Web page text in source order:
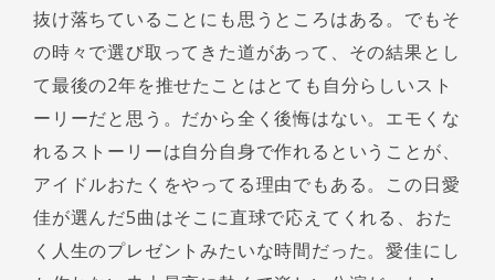
抜け落ちていることにも思うところはある。でもそ
の時々で選び取ってきた道があって、その結果とし
て最後の2年を推せたことはとても自分らしいスト
ーリーだと思う。だから全く後悔はない。エモくな
れるストーリーは自分自身で作れるということが、
アイドルおたくをやってる理由でもある。この日愛
佳が選んだ5曲はそこに直球で応えてくれる、おた
く人生のプレゼントみたいな時間だった。愛佳にし